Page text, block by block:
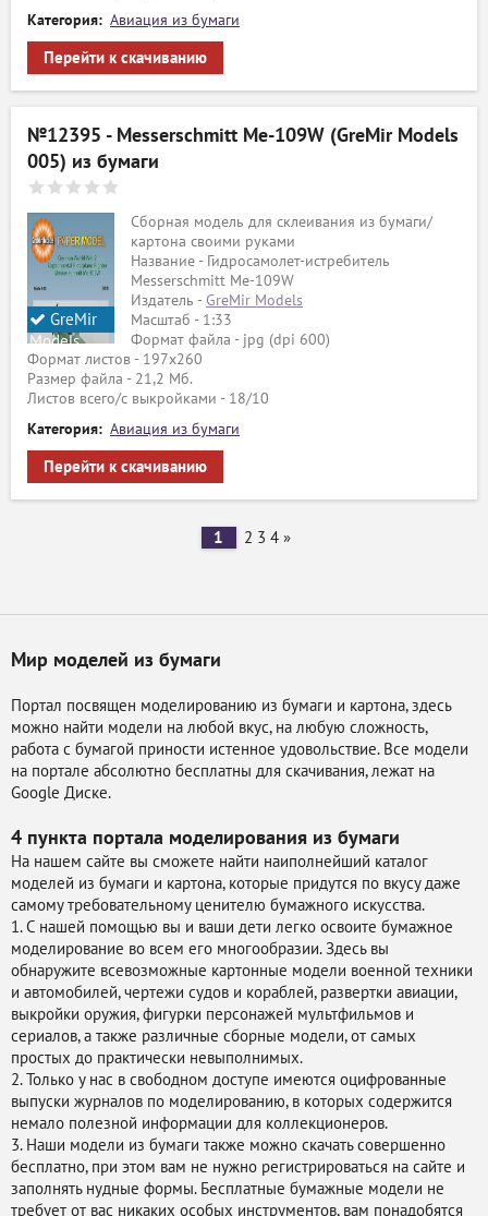
Категория: Авиация из бумаги
Перейти к скачиванию
№12395 - Messerschmitt Me-109W (GreMir Models
005) из бумаги
GreMir
Models
Сборная модель для склеивания из бумаги/
картона своими руками
Название - Гидросамолет-истребитель
Messerschmitt Me-109W
Издатель -GreMir Models
Масштаб - 1:33
Формат файла - jpg (dpi 600)
Формат листов - 197х260
Размер файла - 21,2 Мб.
Листов всего/с выкройками - 18/10
Категория: Авиация из бумаги
Перейти к скачиванию
1 2 3 4 »
Мир моделей из бумаги
Портал посвящен моделированию из бумаги и картона, здесь
можно найти модели на любой вкус, на любую сложность,
работа с бумагой приности истенное удовольствие. Все модели
на портале абсолютно бесплатны для скачивания, лежат на
Google Диске.
4 пункта портала моделирования из бумаги
На нашем сайте вы сможете найти наиполнейший каталог
моделей из бумаги и картона, которые придутся по вкусу даже
самому требовательному ценителю бумажного искусства.
1. С нашей помощью вы и ваши дети легко освоите бумажное
моделирование во всем его многообразии. Здесь вы
обнаружите всевозможные картонные модели военной техники
и автомобилей, чертежи судов и кораблей, развертки авиации,
выкройки оружия, фигурки персонажей мультфильмов и
сериалов, а также различные сборные модели, от самых
простых до практически невыполнимых.
2. Только у нас в свободном доступе имеются оцифрованные
выпуски журналов по моделированию, в которых содержится
немало полезной информации для коллекционеров.
3. Наши модели из бумаги также можно скачать совершенно
бесплатно, при этом вам не нужно регистрироваться на сайте и
заполнять нудные формы. Бесплатные бумажные модели не
требует от вас никаких особых инструментов, вам понадобятся